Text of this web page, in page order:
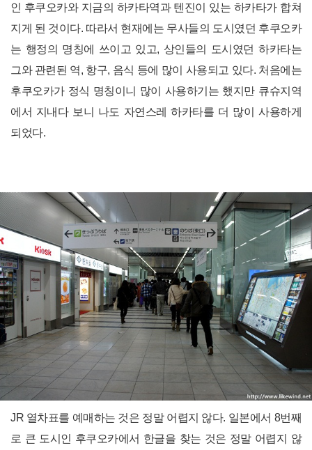
인 후쿠오카와 지금의 하카타역과 텐진이 있는 하카타가 합쳐
지게 된 것이다. 따라서 현재에는 무사들의 도시였던 후쿠오카
는 행정의 명칭에 쓰이고 있고, 상인들의 도시였던 하카타는
그와 관련된 역, 항구, 음식 등에 많이 사용되고 있다. 처음에는
후쿠오카가 정식 명칭이니 많이 사용하기는 했지만 큐슈지역
에서 지내다 보니 나도 자연스레 하카타를 더 많이 사용하게
되었다.
JR 열차표를 예매하는 것은 정말 어렵지 않다. 일본에서 8번째
로 큰 도시인 후쿠오카에서 한글을 찾는 것은 정말 어렵지 않